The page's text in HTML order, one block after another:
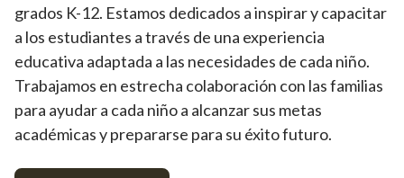
grados K-12. Estamos dedicados a inspirar y capacitar
a los estudiantes a través de una experiencia
educativa adaptada a las necesidades de cada niño.
Trabajamos en estrecha colaboración con las familias
para ayudar a cada niño a alcanzar sus metas
académicas y prepararse para su éxito futuro.